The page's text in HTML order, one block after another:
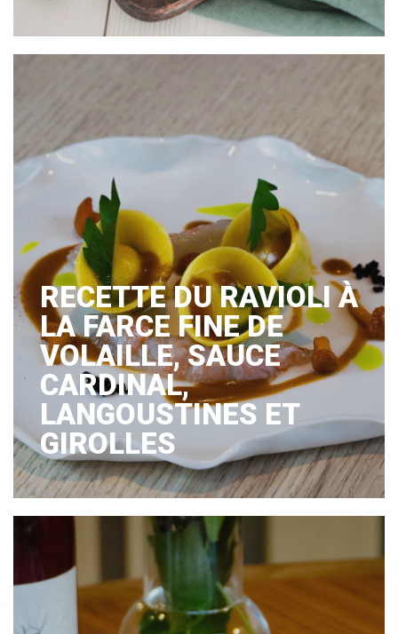
RECETTE DU RAVIOLI À
LA FARCE FINE DE
VOLAILLE, SAUCE
CARDINAL,
LANGOUSTINES ET
GIROLLES